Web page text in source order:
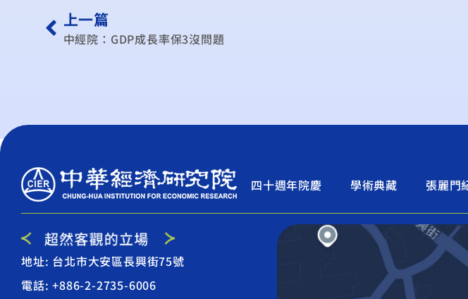
上一篇
中經院：GDP成長率保3沒問題
四十週年院慶 學術典藏 張麗門
地址: 台北市大安區長興街75號
電話: +886-2-2735-6006